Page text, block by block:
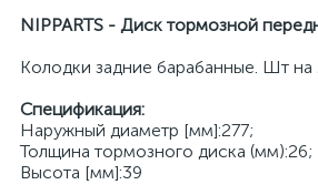
NIPPARTS - Диск тормозной
Колодки задние барабанные. Шт на
Спецификация:
Наружный диаметр [мм]:277;
Толщина тормозного диска (мм):26;
Высота [мм]:39